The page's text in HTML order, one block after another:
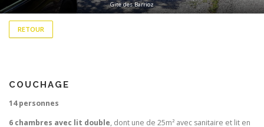
Gite des Barrioz
RETOUR
COUCHAGE
14 personnes
6 chambres avec lit double, dont une de 25m² avec sanitaire et lit en